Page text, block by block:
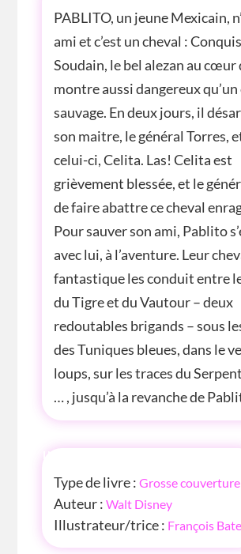
PABLITO, un jeune Mexicain,
ami et c’est un cheval :
Soudain, le bel alezan au cœur
montre aussi dangereux qu’un
sauvage. En deux jours, il
son maitre, le général Torres,
celui-ci, Celita. Las! Celita est
grièvement blessée, et le
de faire abattre ce cheval
Pour sauver son ami, Pablito
avec lui, à l’aventure. Leur
fantastique les conduit entre
du Tigre et du Vautour – deux
redoutables brigands – sous
des Tuniques bleues, dans le
loups, sur les traces du
… , jusqu’à la revanche de
INFOS
Type de livre : Grosse couverture
Auteur : Walt Disney
Illustrateur/trice : François